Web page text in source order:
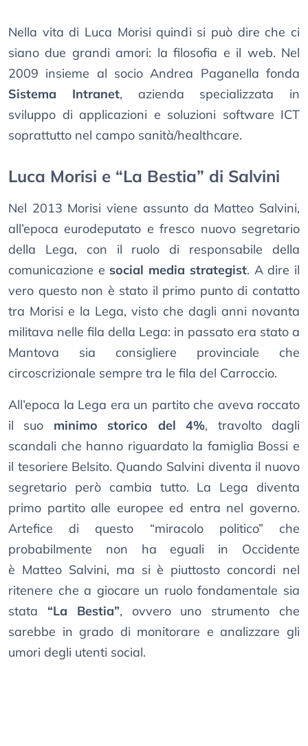
Nella vita di Luca Morisi quindi si può dire che ci
siano due grandi amori: la filosofia e il web. Nel
2009 insieme al socio Andrea Paganella fonda
Sistema Intranet, azienda specializzata in
sviluppo di applicazioni e soluzioni software ICT
soprattutto nel campo sanità/healthcare.
Luca Morisi e “La Bestia” di Salvini
Nel 2013 Morisi viene assunto da Matteo Salvini,
all’epoca eurodeputato e fresco nuovo segretario
della Lega, con il ruolo di responsabile della
comunicazione e social media strategist. A dire il
vero questo non è stato il primo punto di contatto
tra Morisi e la Lega, visto che dagli anni novanta
militava nelle fila della Lega: in passato era stato a
Mantova sia consigliere provinciale che
circoscrizionale sempre tra le fila del Carroccio.
All’epoca la Lega era un partito che aveva roccato
il suo minimo storico del 4%, travolto dagli
scandali che hanno riguardato la famiglia Bossi e
il tesoriere Belsito. Quando Salvini diventa il nuovo
segretario però cambia tutto. La Lega diventa
primo partito alle europee ed entra nel governo.
Artefice di questo “miracolo politico” che
probabilmente non ha eguali in Occidente
è Matteo Salvini, ma si è piuttosto concordi nel
ritenere che a giocare un ruolo fondamentale sia
stata “La Bestia”, ovvero uno strumento che
sarebbe in grado di monitorare e analizzare gli
umori degli utenti social.